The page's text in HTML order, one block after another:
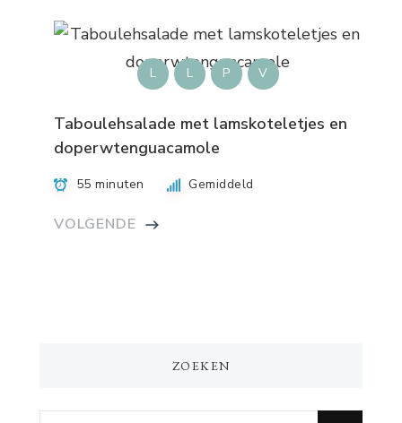
L L P V
Taboulehsalade met lamskoteletjes en
doperwtenguacamole
55 minuten Gemiddeld
VOLGENDE
ZOEKEN